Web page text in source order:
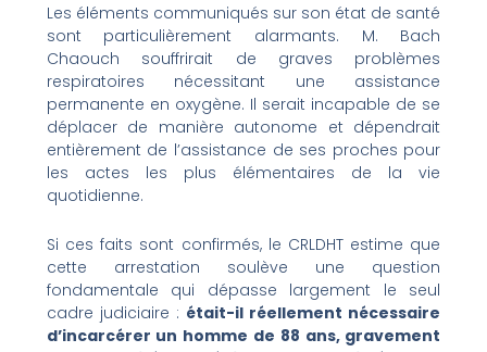
Les éléments communiqués sur son état de santé
sont particulièrement alarmants. M. Bach
Chaouch souffrirait de graves problèmes
respiratoires nécessitant une assistance
permanente en oxygène. Il serait incapable de se
déplacer de manière autonome et dépendrait
entièrement de l’assistance de ses proches pour
les actes les plus élémentaires de la vie
quotidienne.
Si ces faits sont confirmés, le CRLDHT estime que
cette arrestation soulève une question
fondamentale qui dépasse largement le seul
cadre judiciaire : était-il réellement nécessaire
d’incarcérer un homme de 88 ans, gravement